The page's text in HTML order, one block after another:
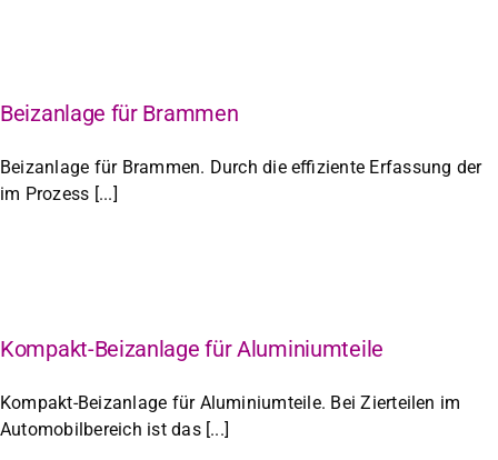
Beizanlage für Brammen
Beizanlage für Brammen. Durch die effiziente Erfassung der
im Prozess [...]
Kompakt-Beizanlage für Aluminiumteile
Kompakt-Beizanlage für Aluminiumteile. Bei Zierteilen im
Automobilbereich ist das [...]